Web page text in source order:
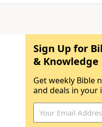
Sign Up for
& Knowledge
Get weekly Bible
and deals in your